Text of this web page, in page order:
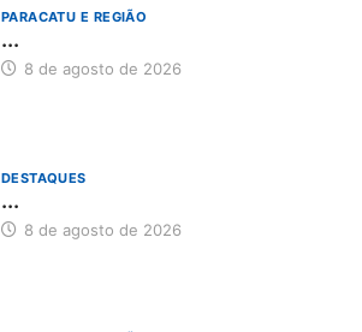
PARACATU E REGIÃO
...
8 de agosto de 2026
DESTAQUES
...
8 de agosto de 2026